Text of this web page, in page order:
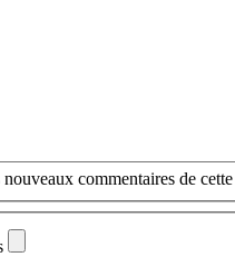
commentaires de